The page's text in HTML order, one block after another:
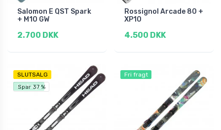
Salomon E QST Spark
+ M10 GW
2.700 DKK
Rossignol Arcade 80 +
XP10
4.500 DKK
SLUTSALG
Fri fragt
Spar 37 %
Fri fragt